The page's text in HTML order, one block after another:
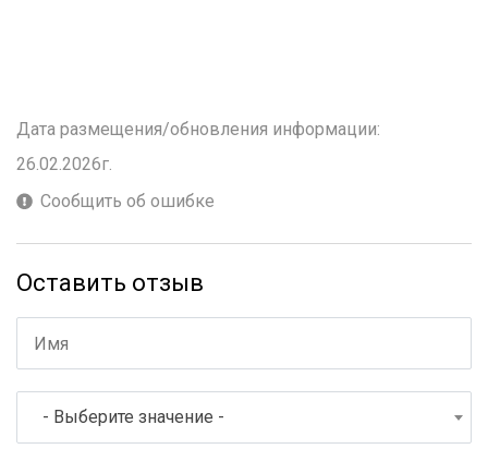
Дата размещения/обновления информации:
26.02.2026г.
Сообщить об ошибке
Оставить отзыв
- Выберите значение -